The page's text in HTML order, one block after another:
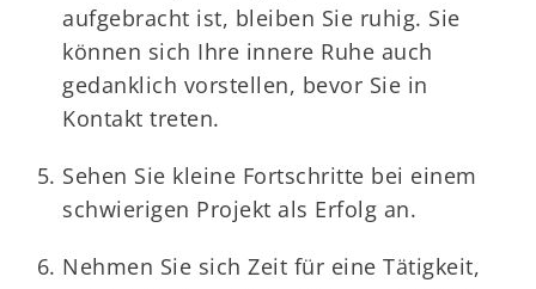
aufgebracht ist, bleiben Sie ruhig. Sie
können sich Ihre innere Ruhe auch
gedanklich vorstellen, bevor Sie in
Kontakt treten.
Sehen Sie kleine Fortschritte bei einem
schwierigen Projekt als Erfolg an.
Nehmen Sie sich Zeit für eine Tätigkeit,